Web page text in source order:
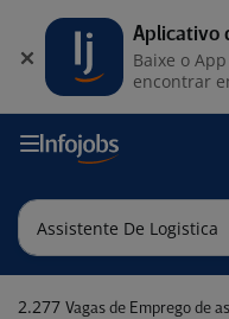
2.277 Vagas de Emprego de
Aplicativo
Baixe o
encontrar